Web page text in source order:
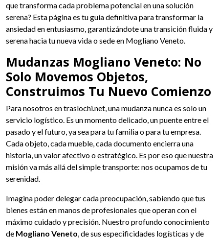
que transforma cada problema potencial en una solución
serena? Esta página es tu guía definitiva para transformar la
ansiedad en entusiasmo, garantizándote una transición fluida y
serena hacia tu nueva vida o sede en Mogliano Veneto.
Mudanzas Mogliano Veneto: No
Solo Movemos Objetos,
Construimos Tu Nuevo Comienzo
Para nosotros en traslochi.net, una mudanza nunca es solo un
servicio logístico. Es un momento delicado, un puente entre el
pasado y el futuro, ya sea para tu familia o para tu empresa.
Cada objeto, cada mueble, cada documento encierra una
historia, un valor afectivo o estratégico. Es por eso que nuestra
misión va más allá del simple transporte: nos ocupamos de tu
serenidad.
Imagina poder delegar cada preocupación, sabiendo que tus
bienes están en manos de profesionales que operan con el
máximo cuidado y precisión. Nuestro profundo conocimiento
de Mogliano Veneto, de sus especificidades logísticas y de